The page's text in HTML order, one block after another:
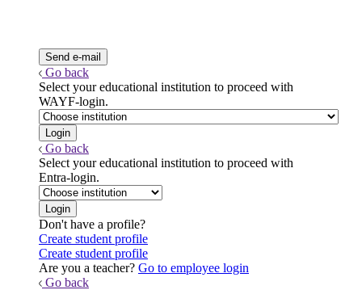
Go back
Select your educational institution to proceed with
WAYF-login.
Go back
Select your educational institution to proceed with
Entra-login.
Don't have a profile?
Create student profile
Create student profile
Are you a teacher? Go to employee login
Go back